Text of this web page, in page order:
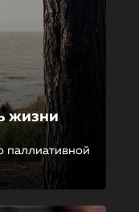
жизни
паллиативной